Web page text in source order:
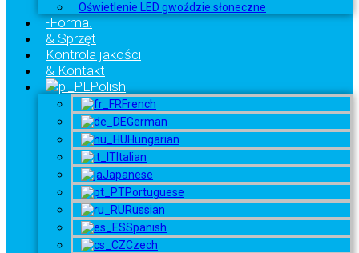
Oświetlenie LED gwoździe słoneczne
-Forma.
& Sprzęt
Kontrola jakości
& Kontakt
Polish
French
German
Hungarian
Italian
Japanese
Portuguese
Russian
Spanish
Czech